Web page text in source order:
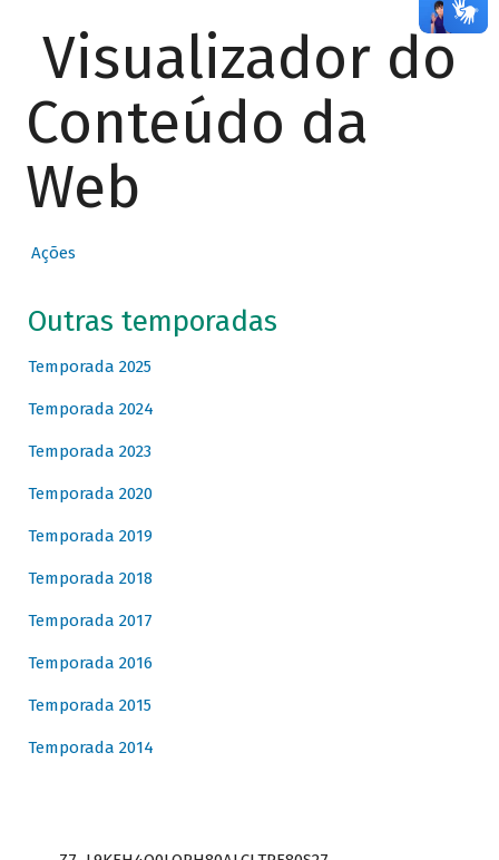
Visualizador do
Conteúdo da
Web
Ações
Outras temporadas
Temporada 2025
Temporada 2024
Temporada 2023
Temporada 2020
Temporada 2019
Temporada 2018
Temporada 2017
Temporada 2016
Temporada 2015
Temporada 2014